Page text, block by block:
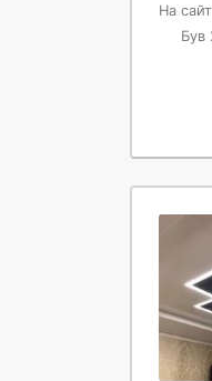
На
Був